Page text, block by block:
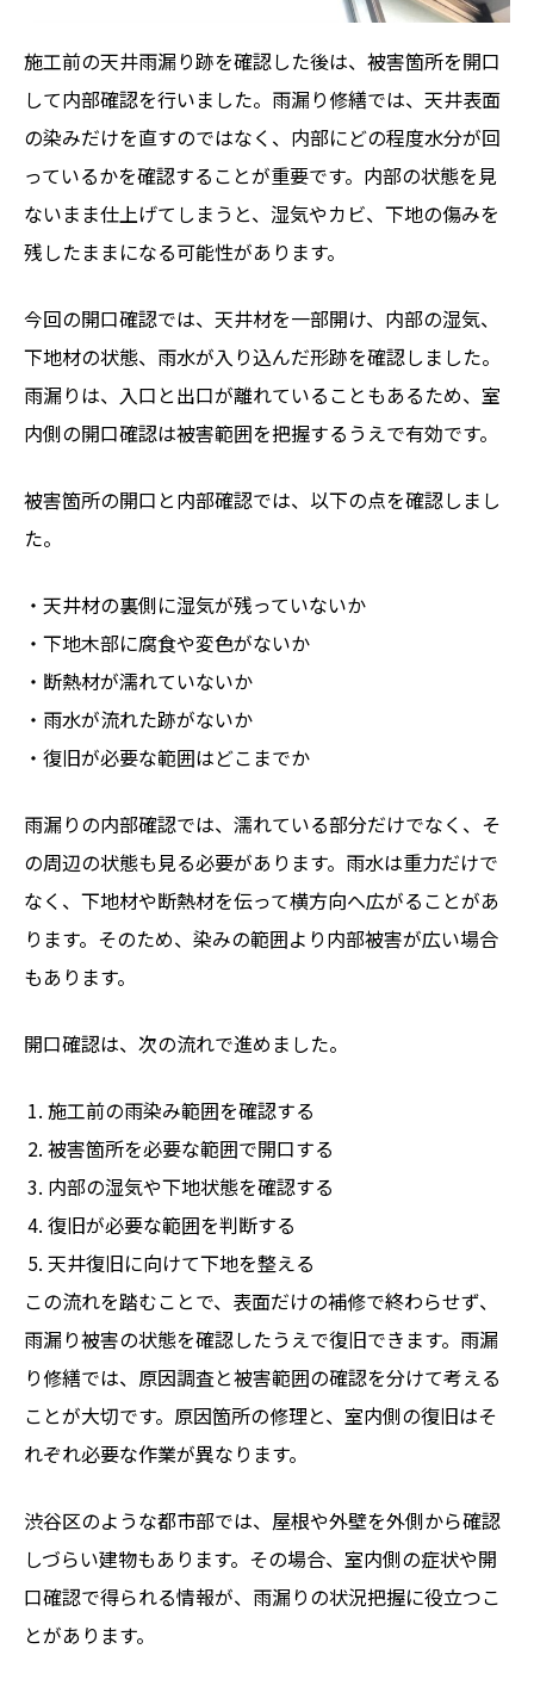
施工前の天井雨漏り跡を確認した後は、被害箇所を開口
して内部確認を行いました。雨漏り修繕では、天井表面
の染みだけを直すのではなく、内部にどの程度水分が回
っているかを確認することが重要です。内部の状態を見
ないまま仕上げてしまうと、湿気やカビ、下地の傷みを
残したままになる可能性があります。
今回の開口確認では、天井材を一部開け、内部の湿気、
下地材の状態、雨水が入り込んだ形跡を確認しました。
雨漏りは、入口と出口が離れていることもあるため、室
内側の開口確認は被害範囲を把握するうえで有効です。
被害箇所の開口と内部確認では、以下の点を確認しまし
た。
・天井材の裏側に湿気が残っていないか
・下地木部に腐食や変色がないか
・断熱材が濡れていないか
・雨水が流れた跡がないか
・復旧が必要な範囲はどこまでか
雨漏りの内部確認では、濡れている部分だけでなく、そ
の周辺の状態も見る必要があります。雨水は重力だけで
なく、下地材や断熱材を伝って横方向へ広がることがあ
ります。そのため、染みの範囲より内部被害が広い場合
もあります。
開口確認は、次の流れで進めました。
施工前の雨染み範囲を確認する
被害箇所を必要な範囲で開口する
内部の湿気や下地状態を確認する
復旧が必要な範囲を判断する
天井復旧に向けて下地を整える
この流れを踏むことで、表面だけの補修で終わらせず、
雨漏り被害の状態を確認したうえで復旧できます。雨漏
り修繕では、原因調査と被害範囲の確認を分けて考える
ことが大切です。原因箇所の修理と、室内側の復旧はそ
れぞれ必要な作業が異なります。
渋谷区のような都市部では、屋根や外壁を外側から確認
しづらい建物もあります。その場合、室内側の症状や開
口確認で得られる情報が、雨漏りの状況把握に役立つこ
とがあります。